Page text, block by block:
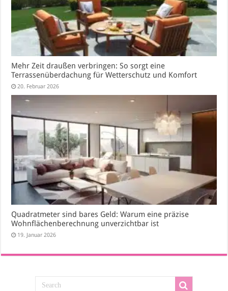
Mehr Zeit draußen verbringen: So sorgt eine
Terrassenüberdachung für Wetterschutz und Komfort
20. Februar 2026
Quadratmeter sind bares Geld: Warum eine präzise
Wohnflächenberechnung unverzichtbar ist
19. Januar 2026